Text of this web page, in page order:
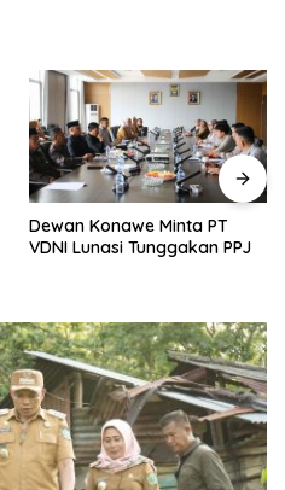
Dewan Konawe Minta PT
VDNI Lunasi Tunggakan PPJ